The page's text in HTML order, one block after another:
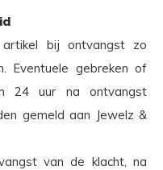
bij ontvangst zo
Eventuele gebreken of
24 uur na ontvangst
gemeld aan Jewelz &
van de klacht, na